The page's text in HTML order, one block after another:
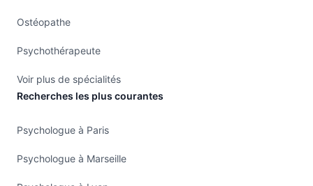
Ostéopathe
Psychothérapeute
Voir plus de spécialités
Recherches les plus courantes
Psychologue à Paris
Psychologue à Marseille